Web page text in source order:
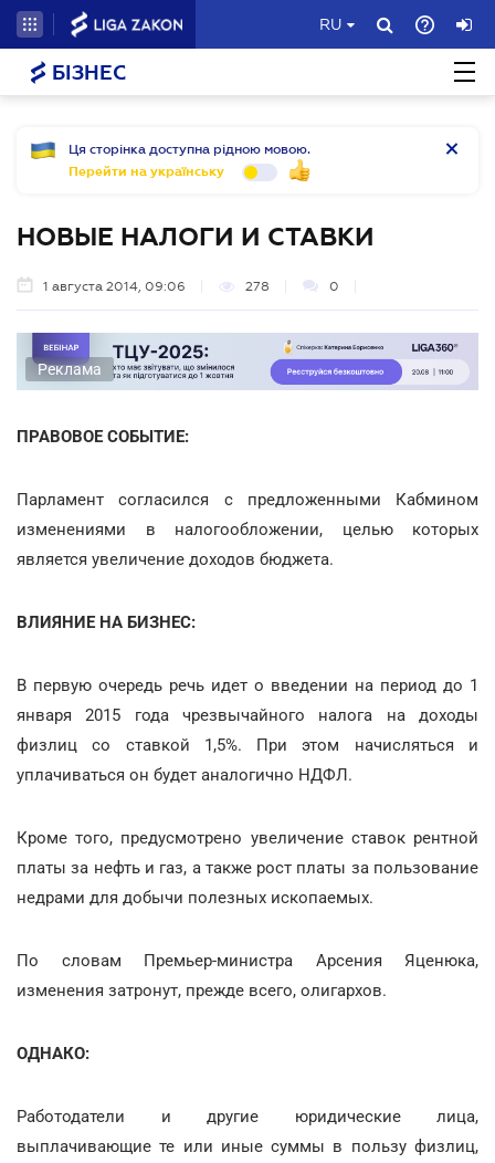
RU
БІЗНЕС
Ця сторінка доступна рідною мовою.
Перейти на українську
НОВЫЕ НАЛОГИ И СТАВКИ
1 августа 2014, 09:06 278 0
Реклама
ПРАВОВОЕ СОБЫТИЕ:
Парламент согласился с предложенными Кабмином
изменениями в налогообложении, целью которых
является увеличение доходов бюджета.
ВЛИЯНИЕ НА БИЗНЕС:
В первую очередь речь идет о введении на период до 1
января 2015 года чрезвычайного налога на доходы
физлиц со ставкой 1,5%. При этом начисляться и
уплачиваться он будет аналогично НДФЛ.
Кроме того, предусмотрено увеличение ставок рентной
платы за нефть и газ, а также рост платы за пользование
недрами для добычи полезных ископаемых.
По словам Премьер-министра Арсения Яценюка,
изменения затронут, прежде всего, олигархов.
ОДНАКО:
Работодатели и другие юридические лица,
выплачивающие те или иные суммы в пользу физлиц,